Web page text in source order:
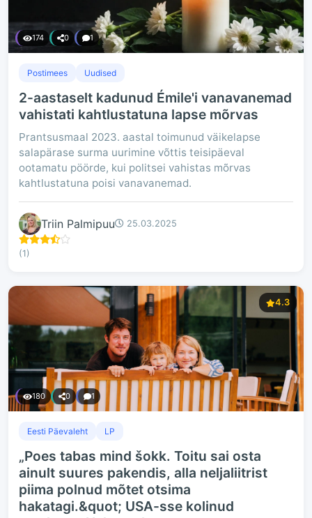
174 0 1
Postimees Uudised
2-aastaselt kadunud Émile'i vanavanemad
vahistati kahtlustatuna lapse mõrvas
Prantsusmaal 2023. aastal toimunud väikelapse
salapärase surma uurimine võttis teisipäeval
ootamatu pöörde, kui politsei vahistas mõrvas
kahtlustatuna poisi vanavanemad.
Triin Palmipuu 25.03.2025
(1)
4.3
180 0 1
Eesti Päevaleht LP
„Poes tabas mind šokk. Toitu sai osta
ainult suures pakendis, alla neljaliitrist
piima polnud mõtet otsima
hakatagi.&quot; USA-sse kolinud